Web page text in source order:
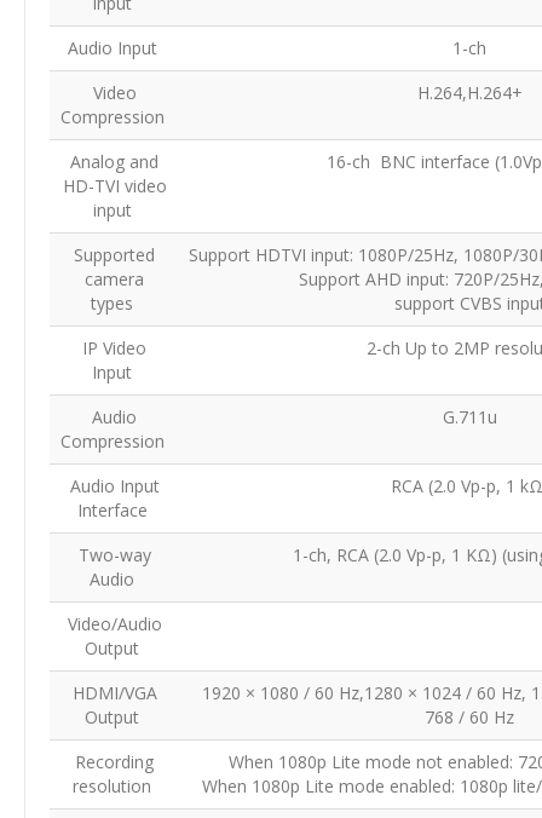
Audio Input
1-ch
Video
Compression
H.264,H.264+
Analog and
HD-TVI video
input
16-ch BNC interface
Supported
camera
types
Support HDTVI input: 1080P/25Hz, 1080P/
Support AHD input: 720P/
support CVBS
IP Video
Input
2-ch Up to 2MP
Audio
Compression
G.711u
Audio Input
Interface
RCA (2.0 Vp-p, 1
Two-way
Audio
1-ch, RCA (2.0 Vp-p, 1 KΩ)
Video/Audio
Output
HDMI/VGA
Output
1920 × 1080 / 60 Hz,1280 × 1024 / 60 Hz,
768 / 60 Hz
Recording
resolution
When 1080p Lite mode not enabled:
When 1080p Lite mode enabled: 1080p